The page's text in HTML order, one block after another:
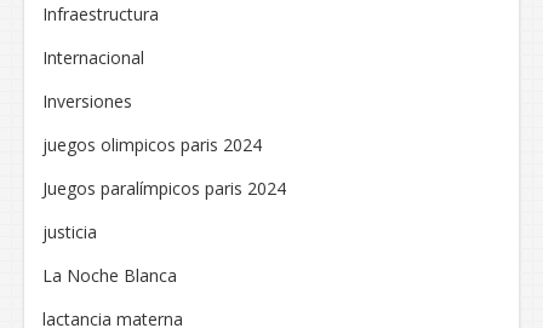
Infraestructura
Internacional
Inversiones
juegos olimpicos paris 2024
Juegos paralímpicos paris 2024
justicia
La Noche Blanca
lactancia materna